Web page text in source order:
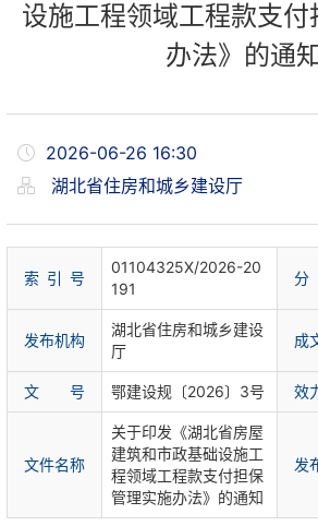
设施工程领域工程款支
办法》的通
2026-06-26 16:30
湖北省住房和城乡建设厅
索 引 号
01104325X/2026-20
191
发布机构
湖北省住房和城乡建设
厅
成
文 号 鄂建设规〔2026〕3号 效
文件名称
关于印发《湖北省房屋
建筑和市政基础设施工
程领域工程款支付担保
管理实施办法》的通知
发